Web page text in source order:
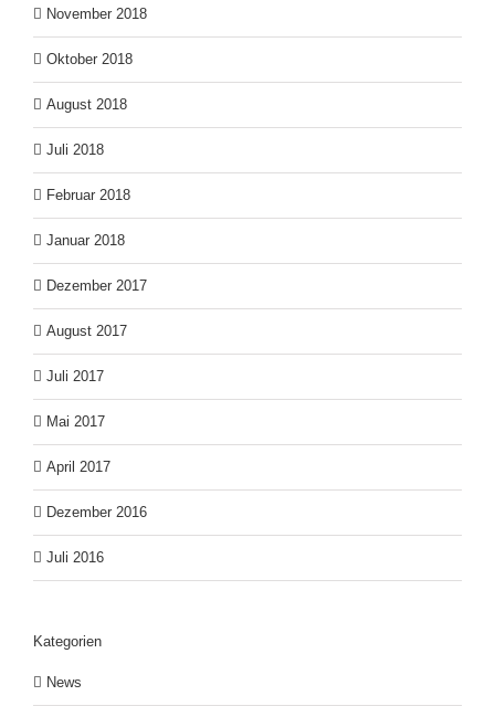
November 2018
Oktober 2018
August 2018
Juli 2018
Februar 2018
Januar 2018
Dezember 2017
August 2017
Juli 2017
Mai 2017
April 2017
Dezember 2016
Juli 2016
Kategorien
News